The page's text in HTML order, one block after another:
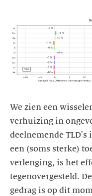
https://
We zien een
verhuizing in
deelnemende TLD's
een (soms sterke)
verlenging, is het
tegenovergesteld.
gedrag is op dit